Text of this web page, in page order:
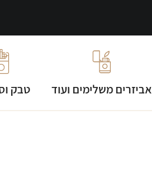
אביזרים משלימים ועוד טבק